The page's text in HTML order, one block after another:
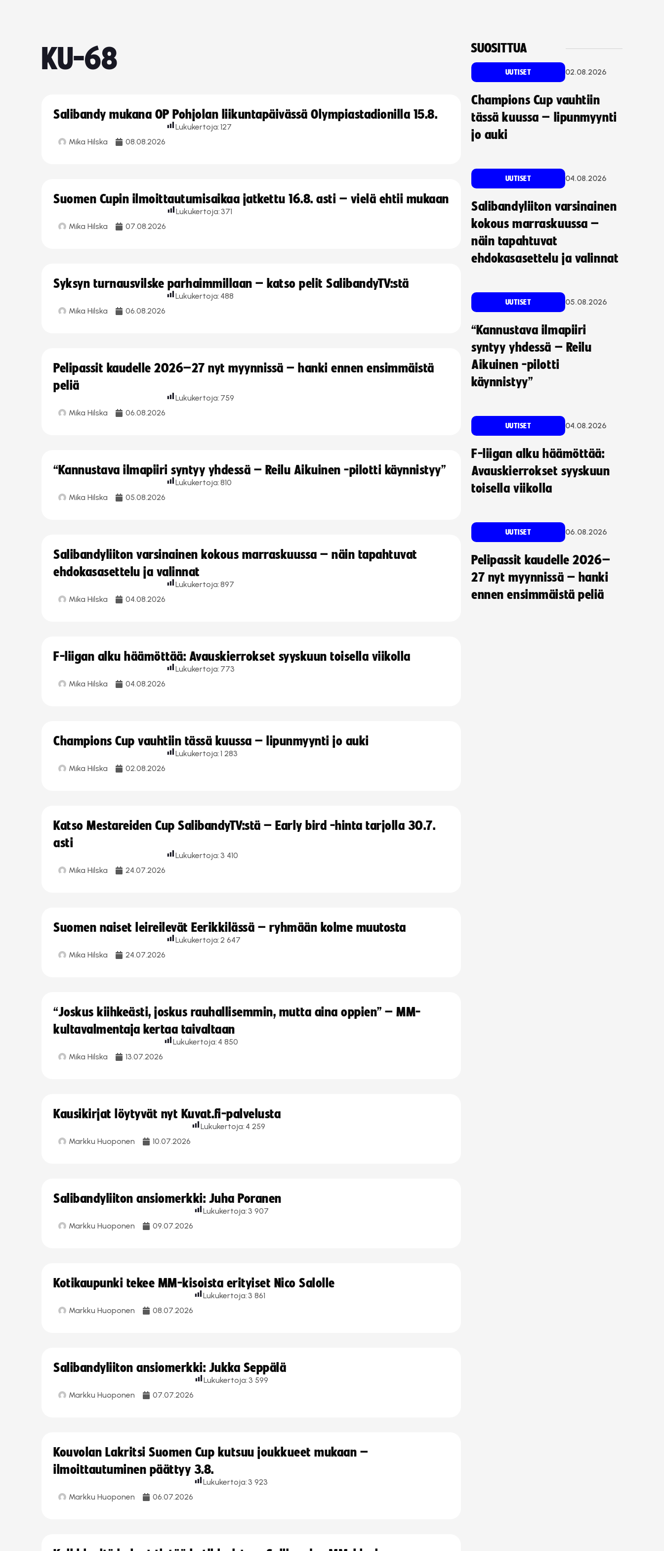
KU-68
Salibandy mukana OP Pohjolan liikuntapäivässä Olympiastadionilla 15.8.
Mika Hilska 08.08.2026
Lukukertoja:127
Suomen Cupin ilmoittautumisaikaa jatkettu 16.8. asti – vielä ehtii mukaan
Mika Hilska 07.08.2026
Lukukertoja: 371
Syksyn turnausvilske parhaimmillaan – katso pelit SalibandyTV:stä
Mika Hilska 06.08.2026
Lukukertoja: 488
Pelipassit kaudelle 2026–27 nyt myynnissä – hanki ennen ensimmäistä
peliä
Mika Hilska 06.08.2026
Lukukertoja: 759
“Kannustava ilmapiiri syntyy yhdessä – Reilu Aikuinen -pilotti käynnistyy”
Mika Hilska 05.08.2026
Lukukertoja:810
Salibandyliiton varsinainen kokous marraskuussa – näin tapahtuvat
ehdokasasettelu ja valinnat
Mika Hilska 04.08.2026
Lukukertoja:897
F-liigan alku häämöttää: Avauskierrokset syyskuun toisella viikolla
Mika Hilska 04.08.2026
Lukukertoja: 773
Champions Cup vauhtiin tässä kuussa – lipunmyynti jo auki
Mika Hilska 02.08.2026
Lukukertoja:1 283
Katso Mestareiden Cup SalibandyTV:stä – Early bird -hinta tarjolla 30.7.
asti
Mika Hilska 24.07.2026
Lukukertoja: 3 410
Suomen naiset leireilevät Eerikkilässä – ryhmään kolme muutosta
Mika Hilska 24.07.2026
Lukukertoja:2 647
“Joskus kiihkeästi, joskus rauhallisemmin, mutta aina oppien” – MM-
kultavalmentaja kertaa taivaltaan
Mika Hilska 13.07.2026
Lukukertoja: 4 850
Kausikirjat löytyvät nyt Kuvat.fi-palvelusta
Markku Huoponen 10.07.2026
Lukukertoja: 4 259
Salibandyliiton ansiomerkki: Juha Poranen
Markku Huoponen 09.07.2026
Lukukertoja: 3 907
Kotikaupunki tekee MM-kisoista erityiset Nico Salolle
Markku Huoponen 08.07.2026
Lukukertoja: 3 861
Salibandyliiton ansiomerkki: Jukka Seppälä
Markku Huoponen 07.07.2026
Lukukertoja: 3 599
Kouvolan Lakritsi Suomen Cup kutsuu joukkueet mukaan –
ilmoittautuminen päättyy 3.8.
Markku Huoponen 06.07.2026
Lukukertoja: 3 923
SUOSITTUA
UUTISET 02.08.2026
Champions Cup vauhtiin
tässä kuussa – lipunmyynti
jo auki
UUTISET 04.08.2026
Salibandyliiton varsinainen
kokous marraskuussa –
näin tapahtuvat
ehdokasasettelu ja valinnat
UUTISET 05.08.2026
“Kannustava ilmapiiri
syntyy yhdessä – Reilu
Aikuinen -pilotti
käynnistyy”
UUTISET 04.08.2026
F-liigan alku häämöttää:
Avauskierrokset syyskuun
toisella viikolla
UUTISET 06.08.2026
Pelipassit kaudelle 2026–
27 nyt myynnissä – hanki
ennen ensimmäistä peliä